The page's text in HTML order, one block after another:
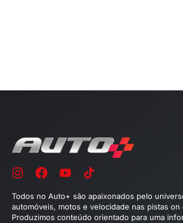
Todos no Auto+ são apaixonados pelo
automóveis, motos e velocidade nas pistas
Produzimos conteúdo orientado para uma